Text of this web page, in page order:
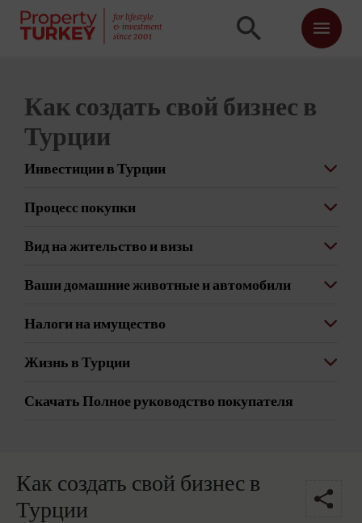
Как создать свой бизнес в
Турции
Инвестиции в Турции
Процесс покупки
Вид на жительство и визы
Ваши домашние животные и автомобили
Налоги на имущество
Жизнь в Турции
Скачать Полное руководство покупателя
Как создать свой бизнес в
Турции